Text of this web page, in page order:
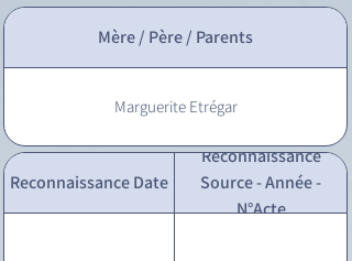
Mère / Père / Parents
Marguerite Etrégar
Reconnaissance Date
Reconnaissance
Source - Année -
N°Acte